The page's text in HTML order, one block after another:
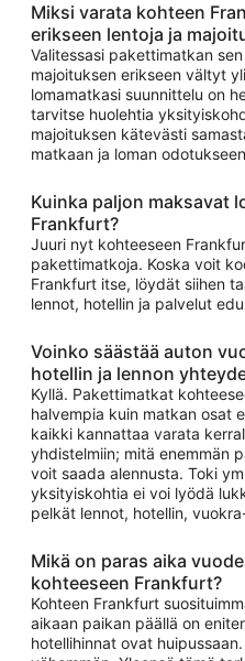
Miksi varata kohteen
erikseen lentoja ja
Valitessasi pakettimatkan
majoituksen erikseen vältyt
lomamatkasi suunnittelu on
tarvitse huolehtia
majoituksen kätevästi
matkaan ja loman
Kuinka paljon maksavat
Frankfurt?
Juuri nyt kohteeseen
pakettimatkoja. Koska voit
Frankfurt itse, löydät siihen
lennot, hotellin ja palvelut
Voinko säästää auton
hotellin ja lennon
Kyllä. Pakettimatkat
halvempia kuin matkan osat
kaikki kannattaa varata
yhdistelmiin; mitä enemmän
voit saada alennusta. Toki
yksityiskohtia ei voi lyödä
pelkät lennot, hotellin,
Mikä on paras aika
kohteeseen Frankfurt?
Kohteen Frankfurt
aikaan paikan päällä on
hotellihinnat ovat